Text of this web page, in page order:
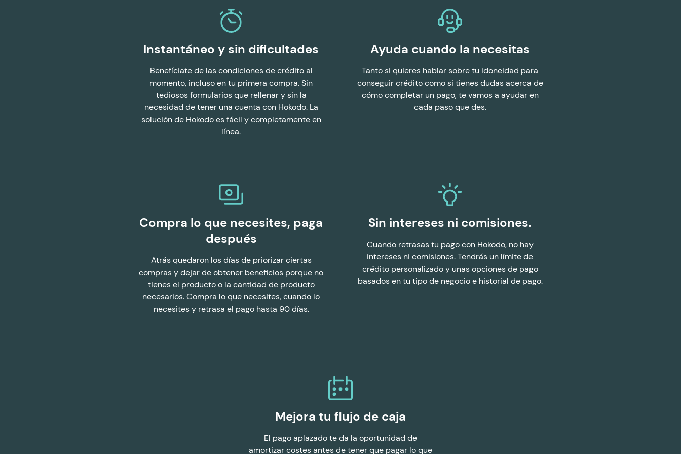
Instantáneo y sin dificultades
Benefíciate de las condiciones de crédito al
momento, incluso en tu primera compra. Sin
tediosos formularios que rellenar y sin la
necesidad de tener una cuenta con Hokodo. La
solución de Hokodo es fácil y completamente en
línea.
Ayuda cuando la necesitas
Tanto si quieres hablar sobre tu idoneidad para
conseguir crédito como si tienes dudas acerca de
cómo completar un pago, te vamos a ayudar en
cada paso que des.
Compra lo que necesites, paga
después
Atrás quedaron los días de priorizar ciertas
compras y dejar de obtener beneficios porque no
tienes el producto o la cantidad de producto
necesarios. Compra lo que necesites, cuando lo
necesites y retrasa el pago hasta 90 días.
Sin intereses ni comisiones.
Cuando retrasas tu pago con Hokodo, no hay
intereses ni comisiones. Tendrás un límite de
crédito personalizado y unas opciones de pago
basados en tu tipo de negocio e historial de pago.
Mejora tu flujo de caja
El pago aplazado te da la oportunidad de
amortizar costes antes de tener que pagar lo que